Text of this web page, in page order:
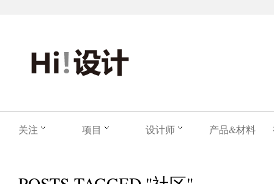
关注 项目 设计师 产品&材料